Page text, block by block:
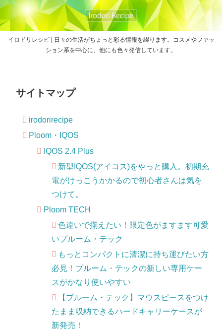
イロドリレシピ | 日々の生活がちょっと彩る情報を綴ります。コスメやファッ
ション系を中心に、他にも色々発信しています。
サイトマップ
irodorirecipe
Ploom・IQOS
IQOS 2.4 Plus
新型IQOS(アイコス)をやっと購入。初期充
電がけっこうかかるので初心者さんは気を
つけて。
Ploom TECH
色違いで揃えたい！限定色がますます可愛
いプルーム・テック
もっとコンパクトに清潔に持ち運びたい方
必見！プルーム・テックの新しい専用ケー
スがかなり使いやすい
【プルーム・テック】マウスピースをつけ
たまま収納できるハードキャリーケースが
新発売！